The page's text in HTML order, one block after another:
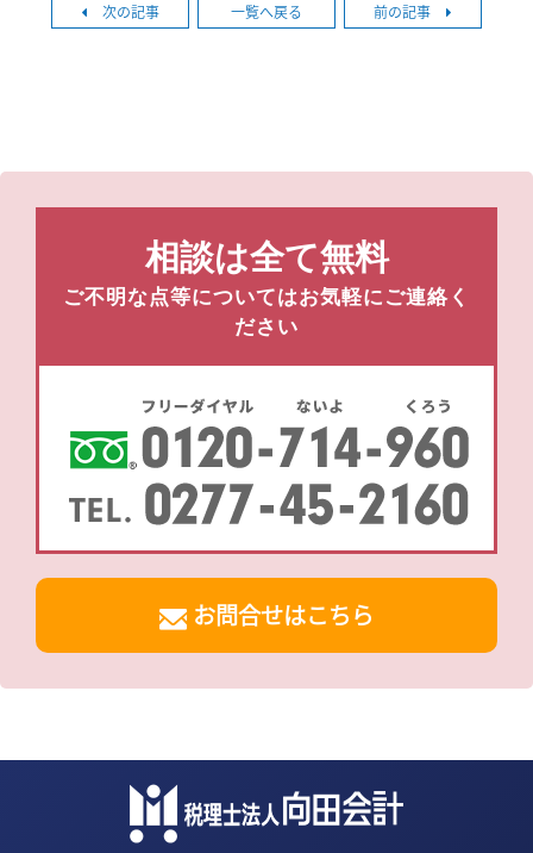
次の記事 一覧へ戻る 前の記事
相談は全て無料
ご不明な点等についてはお気軽にご連絡く
ださい
お問合せはこちら